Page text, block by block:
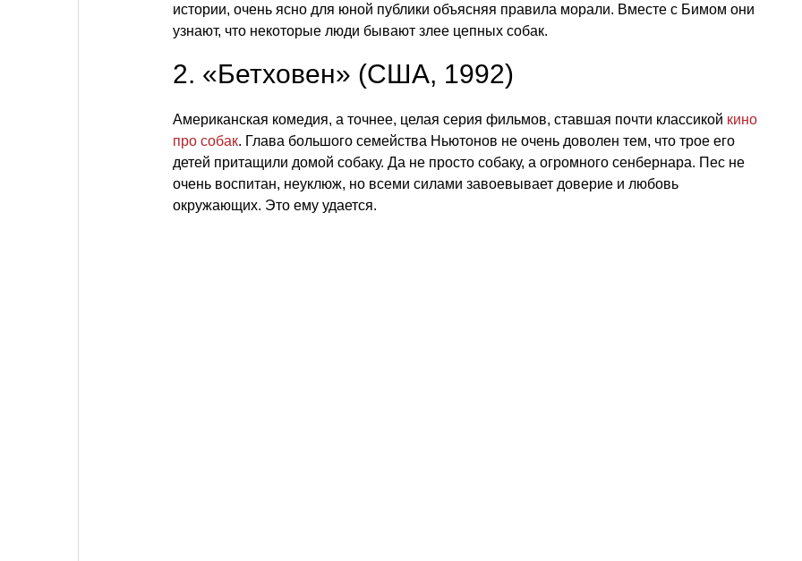
истории, очень ясно для юной публики объясняя правила морали. Вместе с Бимом они
узнают, что некоторые люди бывают злее цепных собак.
2. «Бетховен» (США, 1992)
Американская комедия, а точнее, целая серия фильмов, ставшая почти классикой кино
про собак. Глава большого семейства Ньютонов не очень доволен тем, что трое его
детей притащили домой собаку. Да не просто собаку, а огромного сенбернара. Пес не
очень воспитан, неуклюж, но всеми силами завоевывает доверие и любовь
окружающих. Это ему удается.